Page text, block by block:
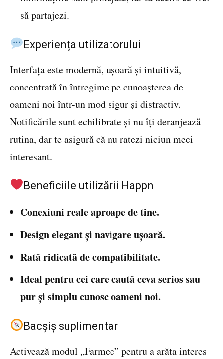
să partajezi.
Experiența utilizatorului
Interfața este modernă, ușoară și intuitivă,
concentrată în întregime pe cunoașterea de
oameni noi într-un mod sigur și distractiv.
Notificările sunt echilibrate și nu îți deranjează
rutina, dar te asigură că nu ratezi niciun meci
interesant.
Beneficiile utilizării Happn
Conexiuni reale aproape de tine.
Design elegant și navigare ușoară.
Rată ridicată de compatibilitate.
Ideal pentru cei care caută ceva serios sau
pur și simplu cunosc oameni noi.
Bacșiș suplimentar
Activează modul „Farmec” pentru a arăta interes